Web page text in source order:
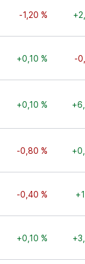
-1,20 %
+0,10 % -
+0,10 %
-0,80 %
-0,40 %
+0,10 %